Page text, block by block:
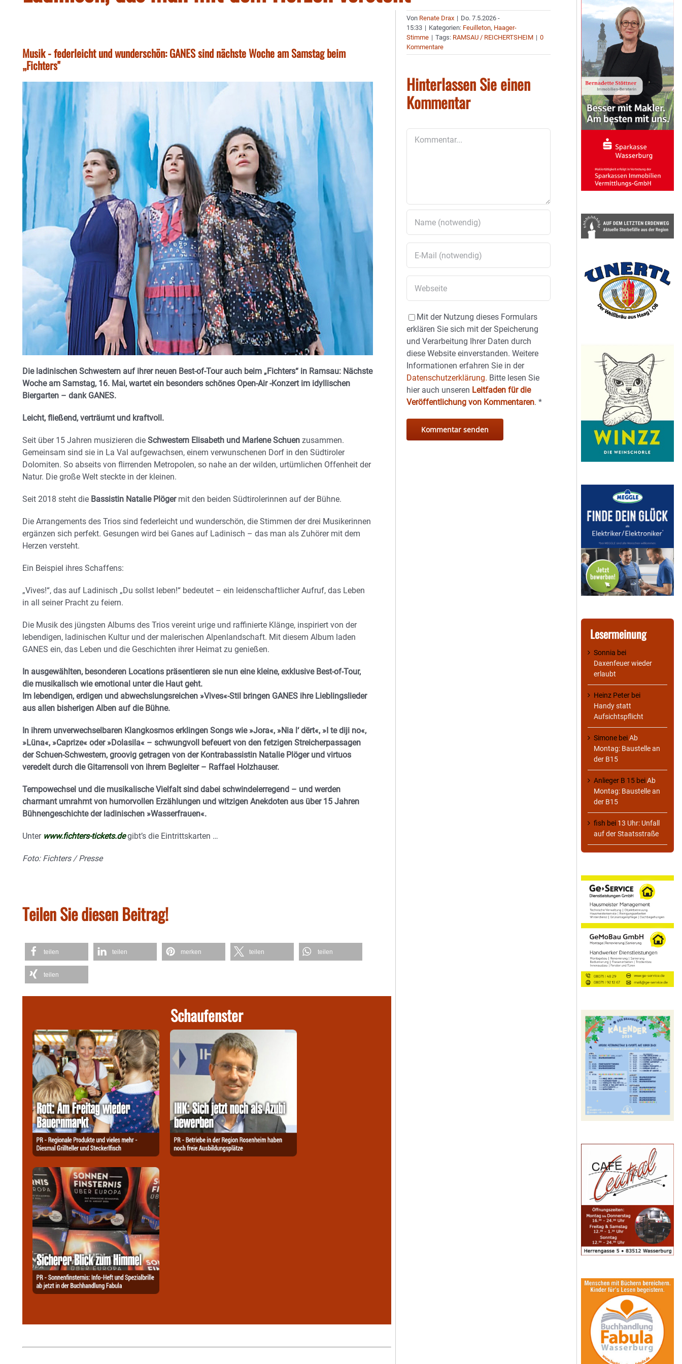
Musik - federleicht und wunderschön: GANES sind nächste Woche am Samstag beim
„Fichters"
Die ladinischen Schwestern auf ihrer neuen Best-of-Tour auch beim „Fichters“ in Ramsau: Nächste
Woche am Samstag, 16. Mai, wartet ein besonders schönes Open-Air -Konzert im idyllischen
Biergarten – dank GANES.
Leicht, fließend, verträumt und kraftvoll.
Seit über 15 Jahren musizieren die Schwestern Elisabeth und Marlene Schuen zusammen.
Gemeinsam sind sie in La Val aufgewachsen, einem verwunschenen Dorf in den Südtiroler
Dolomiten. So abseits von flirrenden Metropolen, so nahe an der wilden, urtümlichen Offenheit der
Natur. Die große Welt steckte in der kleinen.
Seit 2018 steht die Bassistin Natalie Plögermit den beiden Südtirolerinnen auf der Bühne.
Die Arrangements des Trios sind federleicht und wunderschön, die Stimmen der drei Musikerinnen
ergänzen sich perfekt. Gesungen wird bei Ganes auf Ladinisch – das man als Zuhörer mit dem
Herzen versteht.
Ein Beispiel ihres Schaffens:
„Vives!“, das auf Ladinisch „Du sollst leben!“ bedeutet – ein leidenschaftlicher Aufruf, das Leben
in all seiner Pracht zu feiern.
Die Musik des jüngsten Albums des Trios vereint urige und raffinierte Klänge, inspiriert von der
lebendigen, ladinischen Kultur und der malerischen Alpenlandschaft. Mit diesem Album laden
GANES ein, das Leben und die Geschichten ihrer Heimat zu genießen.
In ausgewählten, besonderen Locations präsentieren sie nun eine kleine, exklusive Best-of-Tour,
die musikalisch wie emotional unter die Haut geht.
Im lebendigen, erdigen und abwechslungsreichen »Vives«-Stil bringen GANES ihre Lieblingslieder
aus allen bisherigen Alben auf die Bühne.
In ihrem unverwechselbaren Klangkosmos erklingen Songs wie »Jora«, »Nia l‘ dërt«, »I te diji no«,
»Lüna«, »Caprize« oder »Dolasila« – schwungvoll befeuert von den fetzigen Streicherpassagen
der Schuen-Schwestern, groovig getragen von der Kontrabassistin Natalie Plöger und virtuos
veredelt durch die Gitarrensoli von ihrem Begleiter – Raffael Holzhauser.
Tempowechsel und die musikalische Vielfalt sind dabei schwindelerregend – und werden
charmant umrahmt von humorvollen Erzählungen und witzigen Anekdoten aus über 15 Jahren
Bühnengeschichte der ladinischen »Wasserfrauen«.
Unter www.fichters-tickets.degibt’s die Eintrittskarten …
Foto: Fichters / Presse
Teilen Sie diesen Beitrag!
teilen teilen merken teilen teilen
teilen
Schaufenster
Von Renate Drax | Do. 7.5.2026 -
15:33 | Kategorien: Feuilleton, Haager-
Stimme | Tags: RAMSAU / REICHERTSHEIM | 0
Kommentare
Hinterlassen Sie einen
Kommentar
Mit der Nutzung dieses Formulars
erklären Sie sich mit der Speicherung
und Verarbeitung Ihrer Daten durch
diese Website einverstanden. Weitere
Informationen erfahren Sie in der
Datenschutzerklärung. Bitte lesen Sie
hier auch unseren Leitfaden für die
Veröffentlichung von Kommentaren.*
Lesermeinung
Sonnia bei
Daxenfeuer wieder
erlaubt
Heinz Peter bei
Handy statt
Aufsichtspflicht
Simone beiAb
Montag: Baustelle an
der B15
Anlieger B 15 beiAb
Montag: Baustelle an
der B15
fish bei 13 Uhr: Unfall
auf der Staatsstraße